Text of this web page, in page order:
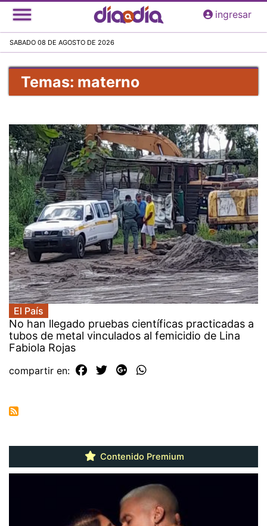
Pasar
al
principal
ingresar
SABADO 08 DE AGOSTO DE 2026
Temas: materno
El País
No han llegado pruebas científicas practicadas a
tubos de metal vinculados al femicidio de Lina
Fabiola Rojas
compartir en:
Contenido Premium